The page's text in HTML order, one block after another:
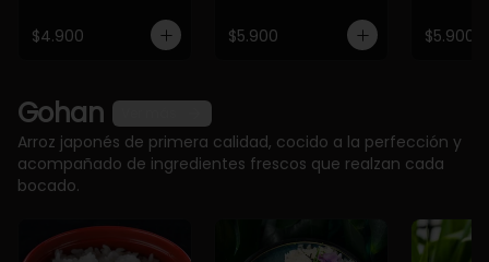
$4.900 $5.900 $5.900
Gohan
Arroz japonés de primera calidad, cocido a la perfección y
acompañado de ingredientes frescos que realzan cada
bocado.